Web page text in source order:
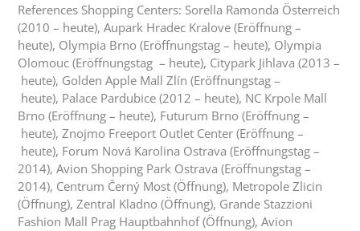
References Shopping Centers: Sorella Ramonda Österreich
(2010 – heute), Aupark Hradec Kralove (Eröffnung –
heute), Olympia Brno (Eröffnungstag – heute), Olympia
Olomouc (Eröffnungstag – heute), Citypark Jihlava (2013 –
heute), Golden Apple Mall Zlín (Eröffnungstag –
heute), Palace Pardubice (2012 – heute), NC Krpole Mall
Brno (Eröffnung – heute), Futurum Brno (Eröffnung –
heute), Znojmo Freeport Outlet Center (Eröffnung –
heute), Forum Nová Karolina Ostrava (Eröffnungstag –
2014), Avion Shopping Park Ostrava (Eröffnungstag –
2014), Centrum Černý Most (Öffnung), Metropole Zlicin
(Öffnung), Zentral Kladno (Öffnung), Grande Stazzioni
Fashion Mall Prag Hauptbahnhof (Öffnung), Avion